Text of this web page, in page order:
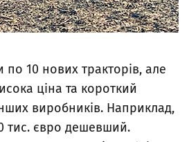
10 нових тракторів, але
ціна та короткий
виробників. Наприклад,
тис. євро дешевший.